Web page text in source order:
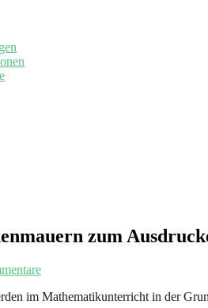
zum
im Mathematikunterricht in der